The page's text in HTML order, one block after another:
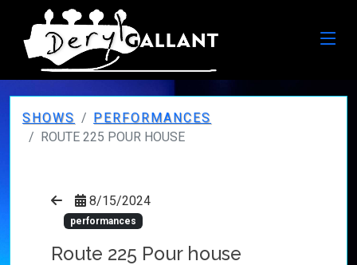
SHOWS
PERFORMANCES
ROUTE 225 POUR HOUSE
8/15/2024
performances
Route 225 Pour house